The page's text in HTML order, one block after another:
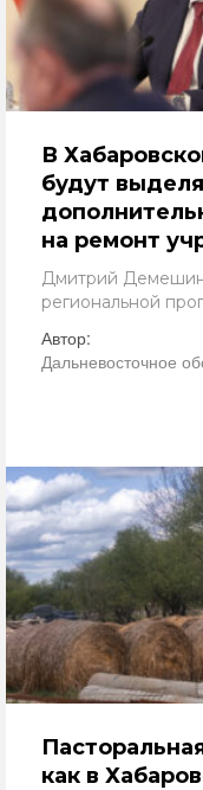
В
будут
на ремонт
Дмитрий Демешин
региональной
Автор:
Дальневосточное
как в